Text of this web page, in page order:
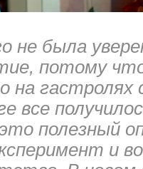
не была
потому
на гастролях
все
полезный
и